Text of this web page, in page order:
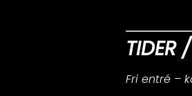
TIDER
Fri entré –